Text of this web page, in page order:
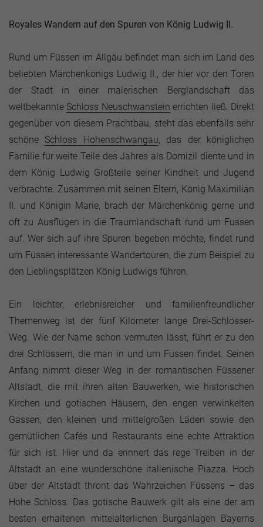
Royales Wandern auf den Spuren von König Ludwig II.
Rund um Füssen im Allgäu befindet man sich im Land des
beliebten Märchenkönigs Ludwig II., der hier vor den Toren
der Stadt in einer malerischen Berglandschaft das
weltbekannte Schloss Neuschwanstein errichten ließ. Direkt
gegenüber von diesem Prachtbau, steht das ebenfalls sehr
schöne Schloss Hohenschwangau, das der königlichen
Familie für weite Teile des Jahres als Domizil diente und in
dem König Ludwig Großteile seiner Kindheit und Jugend
verbrachte. Zusammen mit seinen Eltern, König Maximilian
II. und Königin Marie, brach der Märchenkönig gerne und
oft zu Ausflügen in die Traumlandschaft rund um Füssen
auf. Wer sich auf ihre Spuren begeben möchte, findet rund
um Füssen interessante Wandertouren, die zum Beispiel zu
den Lieblingsplätzen König Ludwigs führen.
Ein leichter, erlebnisreicher und familienfreundlicher
Themenweg ist der fünf Kilometer lange Drei-Schlösser-
Weg. Wie der Name schon vermuten lässt, führt er zu den
drei Schlössern, die man in und um Füssen findet. Seinen
Anfang nimmt dieser Weg in der romantischen Füssener
Altstadt, die mit ihren alten Bauwerken, wie historischen
Kirchen und gotischen Häusern, den engen verwinkelten
Gassen, den kleinen und mittelgroßen Läden sowie den
gemütlichen Cafés und Restaurants eine echte Attraktion
für sich ist. Hier und da erinnert das rege Treiben in der
Altstadt an eine wunderschöne italienische Piazza. Hoch
über der Altstadt thront das Wahrzeichen Füssens – das
Hohe Schloss. Das gotische Bauwerk gilt als eine der am
besten erhaltenen mittelalterlichen Burganlagen Bayerns